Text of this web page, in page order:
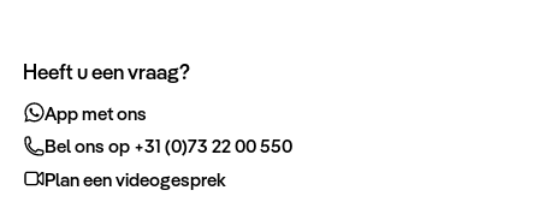
Heeft u een vraag?
App met ons
Bel ons op +31 (0)73 22 00 550
Plan een videogesprek